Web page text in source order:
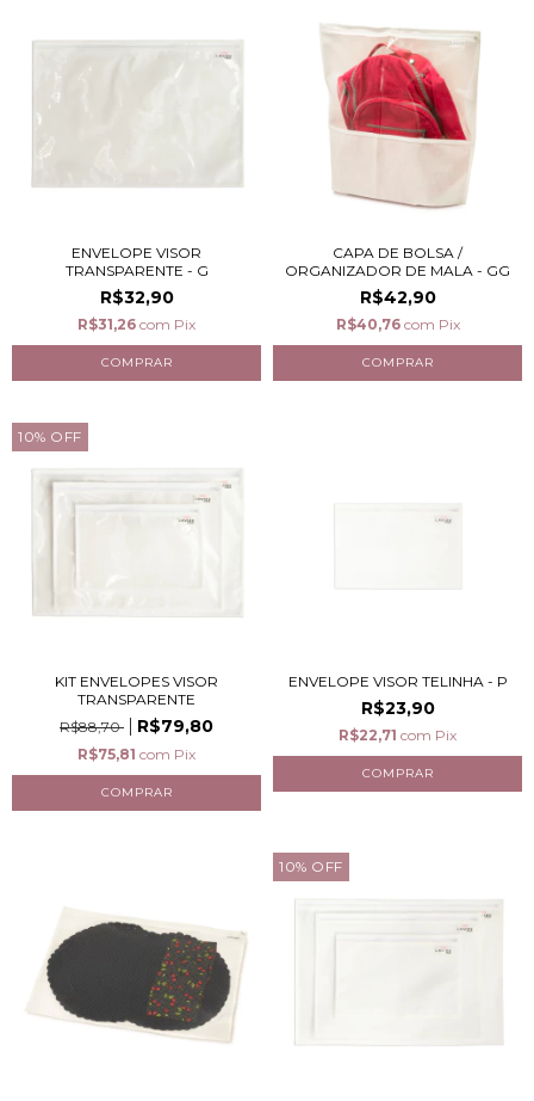
ENVELOPE VISOR
TRANSPARENTE - G
R$32,90
R$31,26 com Pix
CAPA DE BOLSA /
ORGANIZADOR DE MALA - GG
R$42,90
R$40,76 com Pix
10% OFF
KIT ENVELOPES VISOR
TRANSPARENTE
R$88,70
R$79,80
R$75,81 com Pix
ENVELOPE VISOR TELINHA - P
R$23,90
R$22,71 com Pix
10% OFF